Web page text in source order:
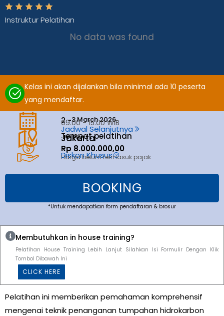
Instruktur Pelatihan
No data was found
Kelas ini akan dijalankan bila minimal ada 10 peserta
yang mendaftar.
2 -3 March 2026
09.00 - 15.00 WIB
Jadwal Selanjutnya
Tempat pelatihan
Jakarta
Jakarta
Rp 8.000.000,00
Diskon Khusus
Harga belum termasuk pajak
BOOKING
*Untuk mendapatkan form pendaftaran & brosur
Membutuhkan in house training?
Pelatihan House Training Lebih Lanjut Silahkan Isi Formulir Dengan Klik
Tombol Dibawah Ini
CLICK HERE
Pelatihan ini memberikan pemahaman komprehensif
mengenai teknik penanganan tumpahan hidrokarbon